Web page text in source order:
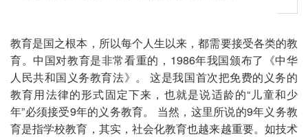
教育是国之根本，所以每个人生以来，都需要接受各类的教
育。中国对教育是非常看重的，1986年我国颁布了《中华
人民共和国义务教育法》。 这是我国首次把免费的义务的
教育用法律的形式固定下来，也就是说适龄的“儿童和少
年”必须接受9年的义务教育。 当然，这里所说的9年义务教
育是指学校教育，其实，社会化教育也越来越重要。如技术